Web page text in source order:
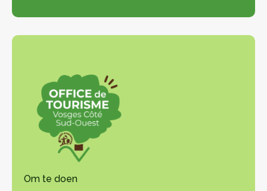
Om te doen